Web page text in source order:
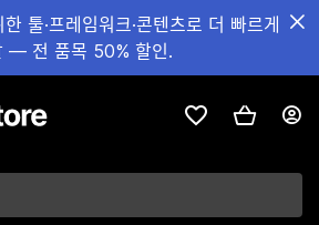
툴·프레임워크·콘텐츠로 더 빠르게
— 전 품목 50% 할인.